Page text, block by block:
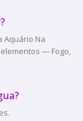
Aquário Na
— Fogo,